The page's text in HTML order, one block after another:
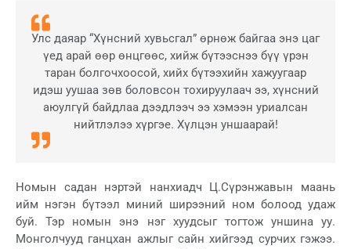
Улс даяар “Хүнсний хувьсгал” өрнөж байгаа энэ цаг
үед арай өөр өнцгөөс, хийж бүтээснээ бүү үрэн
таран болгочхоосой, хийх бүтээхийн хажуугаар
идэш уушаа зөв боловсон тохируулаач ээ, хүнсний
аюулгүй байдлаа дээдлээч ээ хэмээн уриалсан
нийтлэлээ хүргэе. Хүлцэн уншаарай!
Номын садан нэртэй нанхиадч Ц.Сүрэнжавын маань
ийм нэгэн бүтээл миний ширээний ном болоод удаж
буй. Тэр номын энэ нэг хуудсыг тогтож уншина уу.
Монголчууд ганцхан ажлыг сайн хийгээд сурчих гэжээ.